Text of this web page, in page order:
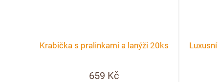
Krabička s pralinkami a lanýži 20ks
659 Kč